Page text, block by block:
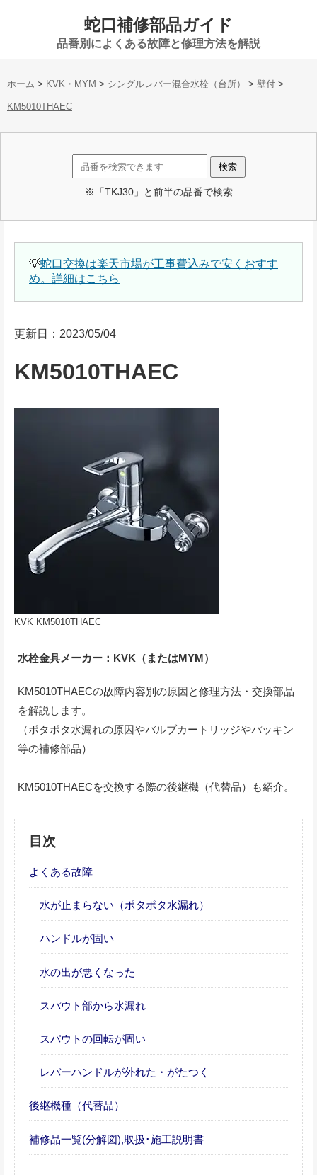
蛇口補修部品ガイド
品番別によくある故障と修理方法を解説
ホーム > KVK・MYM > シングルレバー混合水栓（台所） > 壁付 >
KM5010THAEC
※「TKJ30」と前半の品番で検索
💡蛇口交換は楽天市場が工事費込みで安くおすす
め。詳細はこちら
更新日：2023/05/04
KM5010THAEC
KVK KM5010THAEC
水栓金具メーカー：KVK（またはMYM）
KM5010THAECの故障内容別の原因と修理方法・交換部品
を解説します。
（ポタポタ水漏れの原因やバルブカートリッジやパッキン
等の補修部品）
KM5010THAECを交換する際の後継機（代替品）も紹介。
目次
よくある故障
水が止まらない（ポタポタ水漏れ）
ハンドルが固い
水の出が悪くなった
スパウト部から水漏れ
スパウトの回転が固い
レバーハンドルが外れた・がたつく
後継機種（代替品）
補修品一覧(分解図),取扱･施工説明書